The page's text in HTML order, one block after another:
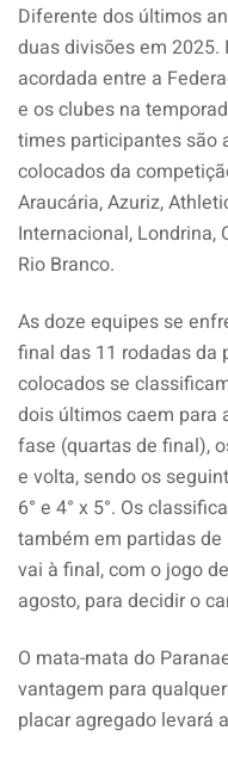
Diferente dos últimos
duas divisões em
acordada entre a
e os clubes na
times participantes são
colocados da
Araucária, Azuriz,
Internacional, Londrina,
Rio Branco.
As doze equipes se
final das 11 rodadas da
colocados se
dois últimos caem para
fase (quartas de final),
e volta, sendo os
6° e 4° x 5°. Os
também em partidas
vai à final, com o jogo
agosto, para decidir o
O mata-mata do
vantagem para
placar agregado levará